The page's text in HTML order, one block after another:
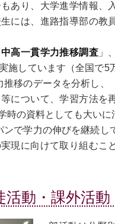
あり、大学進学情報、
には、進路指導部の教
中高一貫学力推移調査 」
施しています（全国で5
移のデータを分析し、
について、学習方法を
時の資料としても大い
で学力の伸びを継続し
現に向けて取り組むこ
活動・課外活動